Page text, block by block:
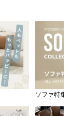
ソファ特集